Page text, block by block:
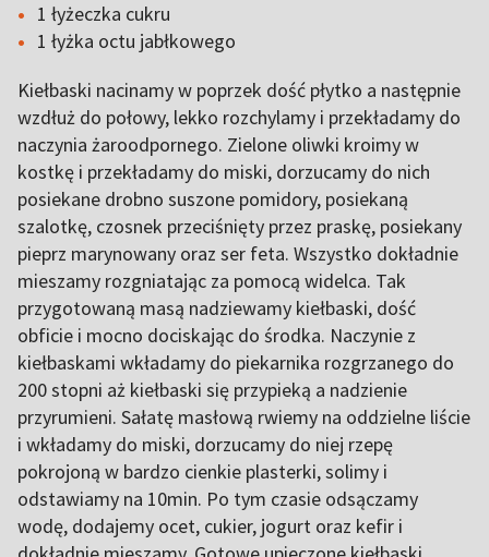
1 łyżeczka cukru
1 łyżka octu jabłkowego
Kiełbaski nacinamy w poprzek dość płytko a następnie
wzdłuż do połowy, lekko rozchylamy i przekładamy do
naczynia żaroodpornego. Zielone oliwki kroimy w
kostkę i przekładamy do miski, dorzucamy do nich
posiekane drobno suszone pomidory, posiekaną
szalotkę, czosnek przeciśnięty przez praskę, posiekany
pieprz marynowany oraz ser feta. Wszystko dokładnie
mieszamy rozgniatając za pomocą widelca. Tak
przygotowaną masą nadziewamy kiełbaski, dość
obficie i mocno dociskając do środka. Naczynie z
kiełbaskami wkładamy do piekarnika rozgrzanego do
200 stopni aż kiełbaski się przypieką a nadzienie
przyrumieni. Sałatę masłową rwiemy na oddzielne liście
i wkładamy do miski, dorzucamy do niej rzepę
pokrojoną w bardzo cienkie plasterki, solimy i
odstawiamy na 10min. Po tym czasie odsączamy
wodę, dodajemy ocet, cukier, jogurt oraz kefir i